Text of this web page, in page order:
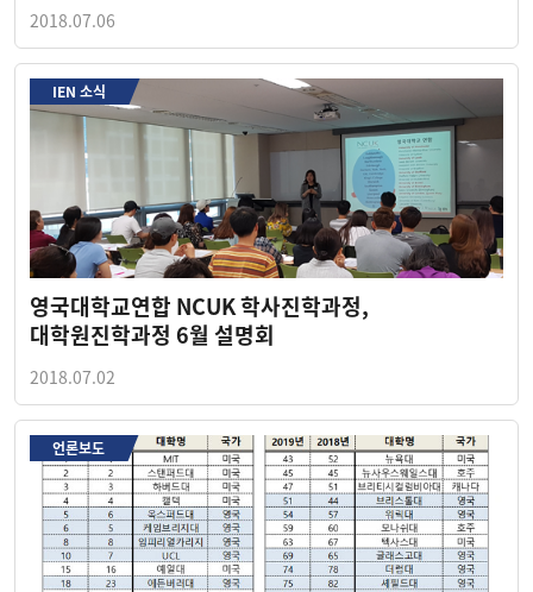
2018.07.06
IEN 소식
영국대학교연합 NCUK 학사진학과정,
대학원진학과정 6월 설명회
2018.07.02
언론보도